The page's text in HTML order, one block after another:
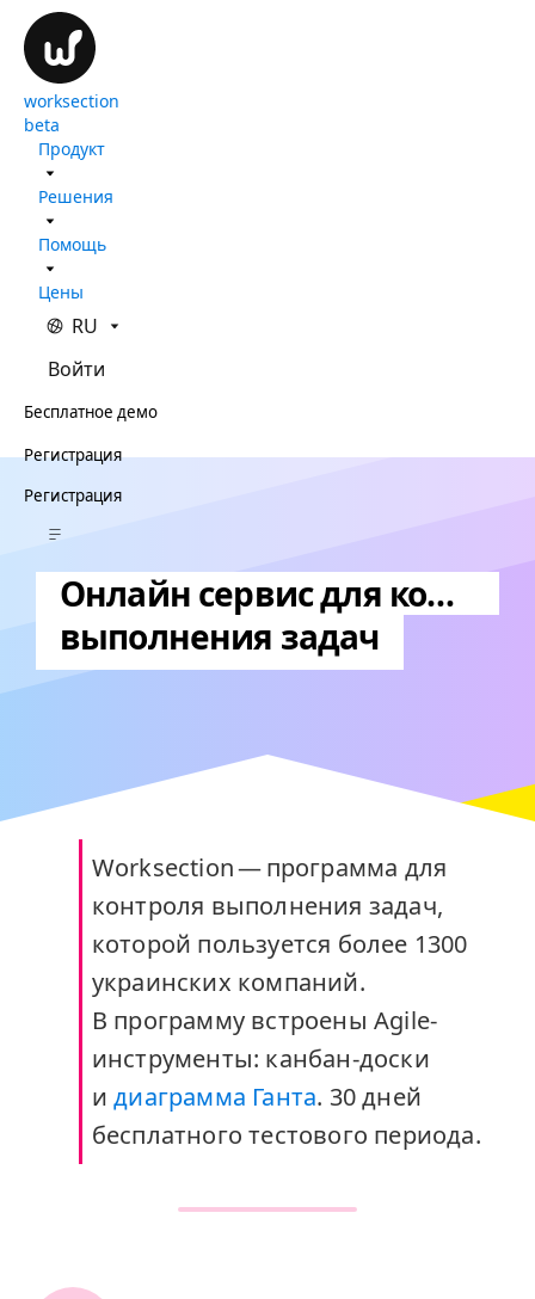
worksection
beta
Продукт
Решения
Помощь
Цены
RU
Войти
Бесплатное демо
Регистрация
Регистрация
Онлайн сервис для контроля
выполнения задач
Worksection — программа для
контроля выполнения задач,
которой пользуется более 1300
украинских компаний.
В программу встроены Agile-
инструменты: канбан-доски
идиаграмма Ганта. 30 дней
бесплатного тестового периода.